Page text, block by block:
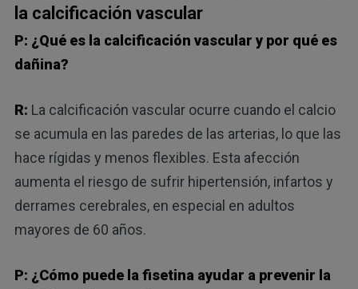
la calcificación vascular
P: ¿Qué es la calcificación vascular y por qué es
dañina?
R: La calcificación vascular ocurre cuando el calcio
se acumula en las paredes de las arterias, lo que las
hace rígidas y menos flexibles. Esta afección
aumenta el riesgo de sufrir hipertensión, infartos y
derrames cerebrales, en especial en adultos
mayores de 60 años.
P: ¿Cómo puede la fisetina ayudar a prevenir la